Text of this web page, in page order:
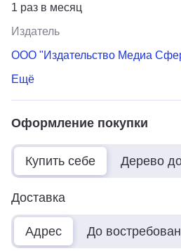
1 раз в месяц
Издатель
ООО "Издательство Медиа
Ещё
Оформление покупки
Купить себе Дерево
Доставка
Адрес До